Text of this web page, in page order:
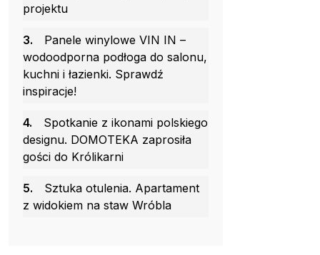
projektu
3.
Panele winylowe VIN IN –
wodoodporna podłoga do salonu,
kuchni i łazienki. Sprawdź
inspiracje!
4.
Spotkanie z ikonami polskiego
designu. DOMOTEKA zaprosiła
gości do Królikarni
5.
Sztuka otulenia. Apartament
z widokiem na staw Wróbla